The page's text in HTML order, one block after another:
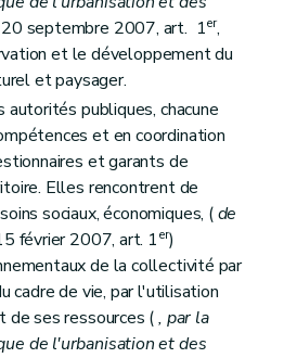
d'élaboration
septembre 2007, art. 1er,
et le développement du
et paysager.
publiques, chacune
et en coordination
et garants de
Elles rencontrent de
sociaux, économiques, (de
février 2007, art. 1er)
de la collectivité par
cadre de vie, par l'utilisation
de ses ressources (, par la
de l'urbanisation et des